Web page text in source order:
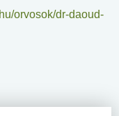
orvosok/dr-daoud-